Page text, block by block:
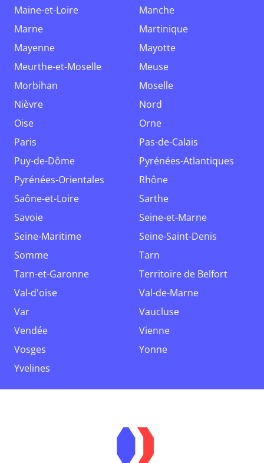
Maine-et-Loire
Manche
Marne
Martinique
Mayenne
Mayotte
Meurthe-et-Moselle
Meuse
Morbihan
Moselle
Nièvre
Nord
Oise
Orne
Paris
Pas-de-Calais
Puy-de-Dôme
Pyrénées-Atlantiques
Pyrénées-Orientales
Rhône
Saône-et-Loire
Sarthe
Savoie
Seine-et-Marne
Seine-Maritime
Seine-Saint-Denis
Somme
Tarn
Tarn-et-Garonne
Territoire de Belfort
Val-d'oise
Val-de-Marne
Var
Vaucluse
Vendée
Vienne
Vosges
Yonne
Yvelines